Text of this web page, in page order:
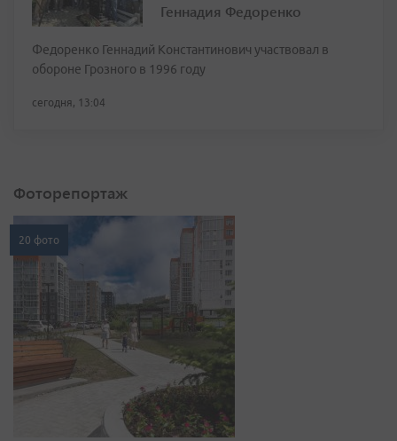
Геннадия Федоренко
Федоренко Геннадий Константинович участвовал в
обороне Грозного в 1996 году
сегодня, 13:04
Фоторепортаж
20 фото